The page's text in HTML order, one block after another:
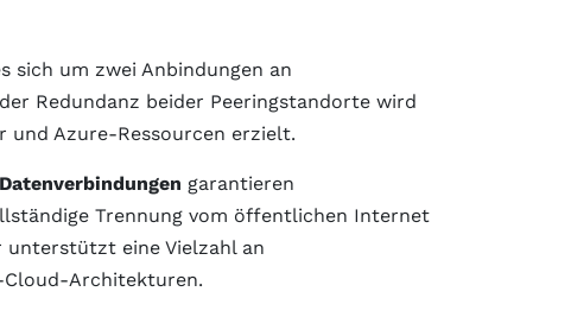
sich um zwei Anbindungen an
Redundanz beider Peeringstandorte wird
Azure-Ressourcen erzielt.
garantieren
Trennung vom öffentlichen Internet
eine Vielzahl an
Cloud-Architekturen.